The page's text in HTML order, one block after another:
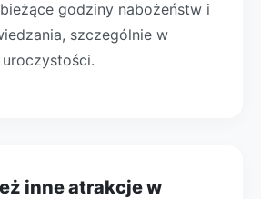
godziny nabożeństw i
szczególnie w
inne atrakcje w